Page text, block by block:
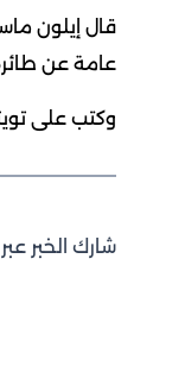
قال إيلون
عامة عن طائرة
وكتب على
شارك الخبر